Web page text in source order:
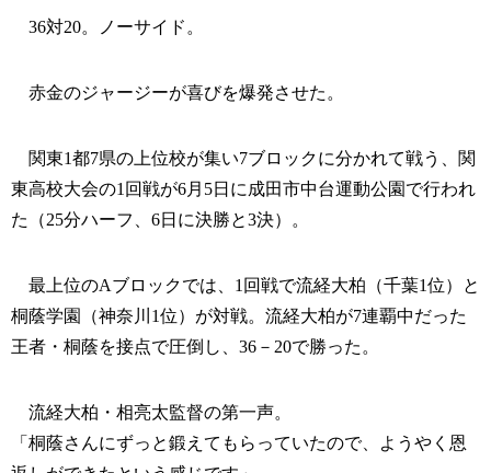
36対20。ノーサイド。
赤金のジャージーが喜びを爆発させた。
関東1都7県の上位校が集い7ブロックに分かれて戦う、関
東高校大会の1回戦が6月5日に成田市中台運動公園で行われ
た（25分ハーフ、6日に決勝と3決）。
最上位のAブロックでは、1回戦で流経大柏（千葉1位）と
桐蔭学園（神奈川1位）が対戦。流経大柏が7連覇中だった
王者・桐蔭を接点で圧倒し、36－20で勝った。
流経大柏・相亮太監督の第一声。
「桐蔭さんにずっと鍛えてもらっていたので、ようやく恩